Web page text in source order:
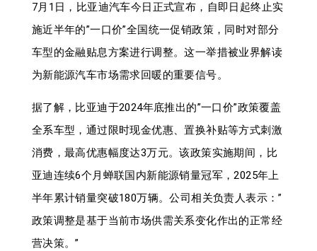
7月1日，比亚迪汽车今日正式宣布，自即日起终止实
施近半年的”一口价”全国统一促销政策，同时对部分
车型的金融贴息方案进行调整。这一举措被业界解读
为新能源汽车市场需求回暖的重要信号。
据了解，比亚迪于2024年底推出的”一口价”政策覆盖
全系车型，通过限时现金优惠、置换补贴等方式刺激
消费，最高优惠幅度达3万元。该政策实施期间，比
亚迪连续6个月蝉联国内新能源销量冠军，2025年上
半年累计销量突破180万辆。公司相关负责人表示：”
政策调整是基于当前市场供需关系变化作出的正常经
营决策。”